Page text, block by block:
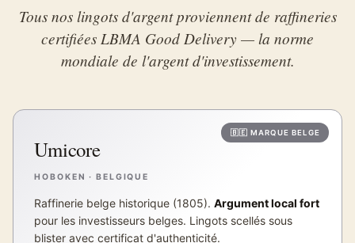
Tous nos lingots d'argent proviennent de raffineries
certifiées LBMA Good Delivery — la norme
mondiale de l'argent d'investissement.
Umicore
HOBOKEN · BELGIQUE
Raffinerie belge historique (1805).Argument local fort
pour les investisseurs belges. Lingots scellés sous
blister avec certificat d'authenticité.